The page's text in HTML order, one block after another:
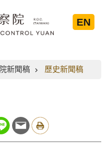
EN
院新聞稿 歷史新聞稿